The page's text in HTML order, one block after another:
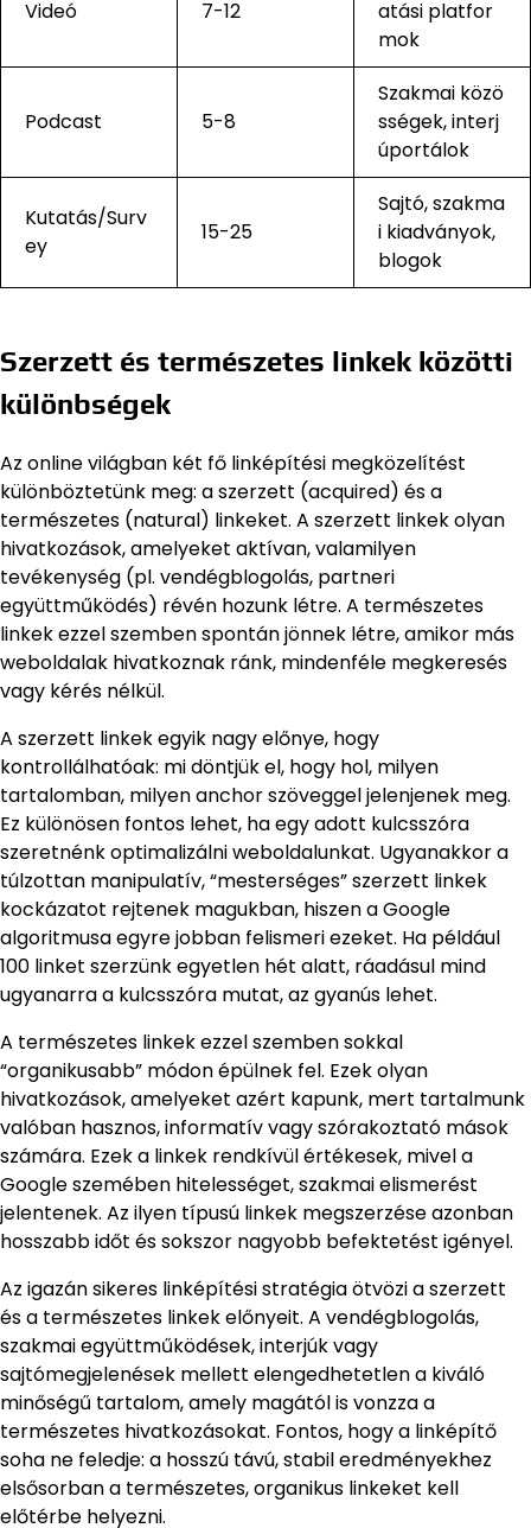
Videó 7-12
atási platfor
mok
Podcast 5-8
Szakmai közö
sségek, interj
úportálok
Kutatás/Surv
ey
15-25
Sajtó, szakma
i kiadványok,
blogok
Szerzett és természetes linkek közötti
különbségek
Az online világban két fő linképítési megközelítést
különböztetünk meg: a szerzett (acquired) és a
természetes (natural) linkeket. A szerzett linkek olyan
hivatkozások, amelyeket aktívan, valamilyen
tevékenység (pl. vendégblogolás, partneri
együttműködés) révén hozunk létre. A természetes
linkek ezzel szemben spontán jönnek létre, amikor más
weboldalak hivatkoznak ránk, mindenféle megkeresés
vagy kérés nélkül.
A szerzett linkek egyik nagy előnye, hogy
kontrollálhatóak: mi döntjük el, hogy hol, milyen
tartalomban, milyen anchor szöveggel jelenjenek meg.
Ez különösen fontos lehet, ha egy adott kulcsszóra
szeretnénk optimalizálni weboldalunkat. Ugyanakkor a
túlzottan manipulatív, “mesterséges” szerzett linkek
kockázatot rejtenek magukban, hiszen a Google
algoritmusa egyre jobban felismeri ezeket. Ha például
100 linket szerzünk egyetlen hét alatt, ráadásul mind
ugyanarra a kulcsszóra mutat, az gyanús lehet.
A természetes linkek ezzel szemben sokkal
“organikusabb” módon épülnek fel. Ezek olyan
hivatkozások, amelyeket azért kapunk, mert tartalmunk
valóban hasznos, informatív vagy szórakoztató mások
számára. Ezek a linkek rendkívül értékesek, mivel a
Google szemében hitelességet, szakmai elismerést
jelentenek. Az ilyen típusú linkek megszerzése azonban
hosszabb időt és sokszor nagyobb befektetést igényel.
Az igazán sikeres linképítési stratégia ötvözi a szerzett
és a természetes linkek előnyeit. A vendégblogolás,
szakmai együttműködések, interjúk vagy
sajtómegjelenések mellett elengedhetetlen a kiváló
minőségű tartalom, amely magától is vonzza a
természetes hivatkozásokat. Fontos, hogy a linképítő
soha ne feledje: a hosszú távú, stabil eredményekhez
elsősorban a természetes, organikus linkeket kell
előtérbe helyezni.